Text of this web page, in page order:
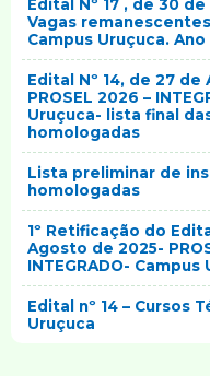
Edital Nº 17 , de 30
Vagas
Campus Uruçuca.
Edital Nº 14, de 27
PROSEL 2026 –
Uruçuca- lista final
homologadas
Lista preliminar de
homologadas
1º Retificação do
Agosto de 2025-
INTEGRADO- Campus
Edital nº 14 – Cursos
Uruçuca